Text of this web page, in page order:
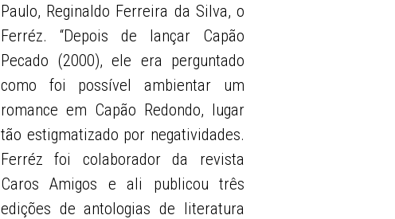
Paulo, Reginaldo Ferreira da Silva, o
Ferréz. “Depois de lançar Capão
Pecado (2000), ele era perguntado
como foi possível ambientar um
romance em Capão Redondo, lugar
tão estigmatizado por negatividades.
Ferréz foi colaborador da revista
Caros Amigos e ali publicou três
edições de antologias de literatura